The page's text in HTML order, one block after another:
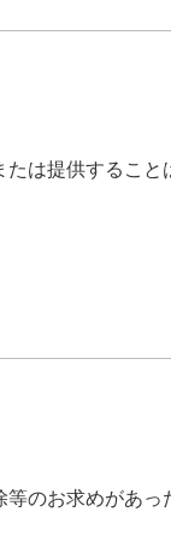
は提供すること
のお求めがあっ